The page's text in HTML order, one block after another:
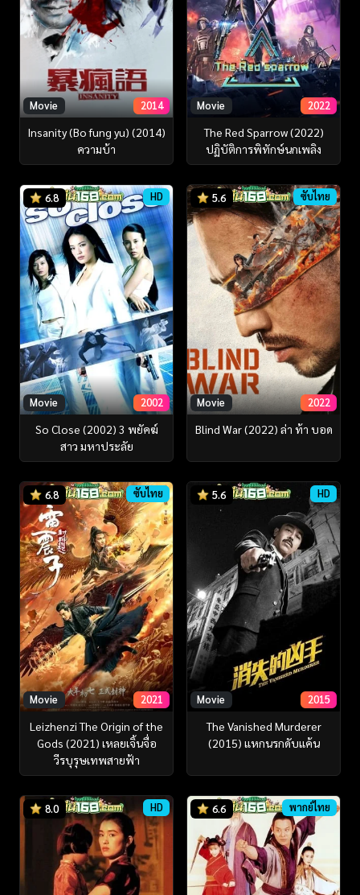
Movie 2014
Insanity (Bo fung yu) (2014)
ความบ้า
Movie 2022
The Red Sparrow (2022)
ปฏิบัติการพิทักษ์นกเพลิง
6.8 HD
Movie 2002
So Close (2002) 3 พยัคฆ์
สาว มหาประลัย
5.6 ซับไทย
Movie 2022
Blind War (2022) ล่า ท้า บอด
6.8 ซับไทย
Movie 2021
Leizhenzi The Origin of the
Gods (2021) เหลยเจิ้นจื่อ
วีรบุรุษเทพสายฟ้า
5.6 HD
Movie 2015
The Vanished Murderer
(2015) แหกนรกดับแค้น
8.0 HD 6.6 พากย์ไทย